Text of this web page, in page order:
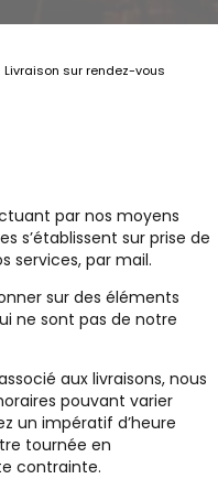
Livraison sur rendez-vous
par nos moyens
s’établissent sur prise de
services, par mail.
sur des éléments
ne sont pas de notre
aux livraisons, nous
pouvant varier
un impératif d’heure
tournée en
contrainte.